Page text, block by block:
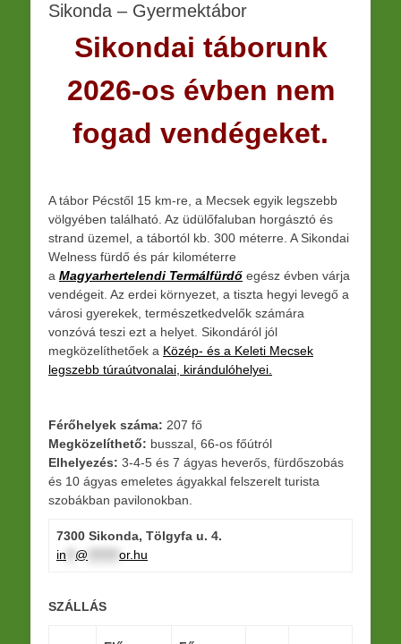
Sikonda – Gyermektábor
Sikondai táborunk
2026-os évben nem
fogad vendégeket.
A tábor Pécstől 15 km-re, a Mecsek egyik legszebb
völgyében található. Az üdülőfaluban horgásztó és
strand üzemel, a tábortól kb. 300 méterre. A Sikondai
Welness fürdő és pár kilométerre
a Magyarhertelendi Termálfürdő egész évben várja
vendégeit. Az erdei környezet, a tiszta hegyi levegő a
városi gyerekek, természetkedvelők számára
vonzóvá teszi ezt a helyet. Sikondáról jól
megközelíthetőek a Közép- és a Keleti Mecsek
legszebb túraútvonalai, kirándulóhelyei.
Férőhelyek száma: 207 fő
Megközelíthető: busszal, 66-os főútról
Elhelyezés: 3-4-5 és 7 ágyas heverős, fürdőszobás
és 10 ágyas emeletes ágyakkal felszerelt turista
szobákban pavilonokban.
7300 Sikonda, Tölgyfa u. 4.
in
@ or.hu
SZÁLLÁS